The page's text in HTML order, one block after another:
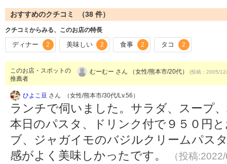
おすすめのクチコミ （38 件）
クチコミからみる、このお店の特長
ディナー 2 美味しい 2 食事 2 タコ 2
このお店・スポットの
推薦者
むーむー さん （女性/熊本市/20代） (投稿：2005/
ひよこ豆 さん （女性/熊本市/30代/Lv.56）
ランチで伺いました。サラダ、スープ
本日のパスタ、ドリンク付で９５０円
ブ、ジャガイモのバジルクリームパス
感がよく美味しかったです。
（投稿